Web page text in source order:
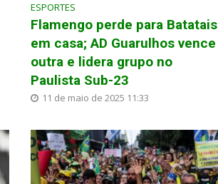
ESPORTES
Flamengo perde para Batatais
em casa; AD Guarulhos vence
outra e lidera grupo no
Paulista Sub-23
11 de maio de 2025 11:33